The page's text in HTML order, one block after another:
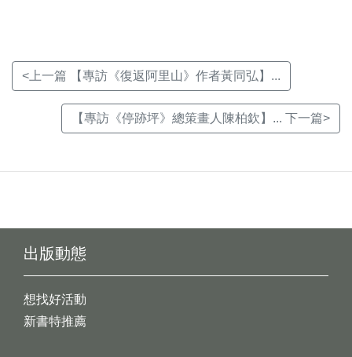
<上一篇 【專訪《復返阿里山》作者黃同弘】...
【專訪《停跡坪》總策畫人陳柏欽】... 下一篇>
出版動態
想找好活動
新書特推薦